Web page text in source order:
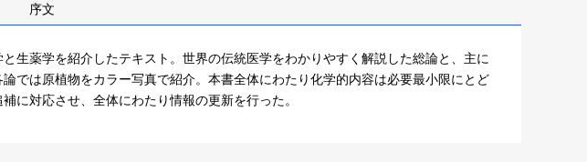
序文
生薬学を紹介したテキスト。世界の伝統医学をわかりやすく解説した総論と、主に
では原植物をカラー写真で紹介。本書全体にわたり化学的内容は必要最小限にとど
に対応させ、全体にわたり情報の更新を行った。